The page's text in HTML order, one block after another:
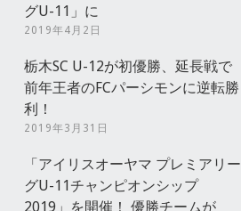
グU-11」に
2019年4月2日
栃木SC U-12が初優勝、延長戦で
前年王者のFCパーシモンに逆転勝
利！
2019年3月31日
「アイリスオーヤマ プレミアリー
グU-11チャンピオンシップ
2019」を開催！ 優勝チームが